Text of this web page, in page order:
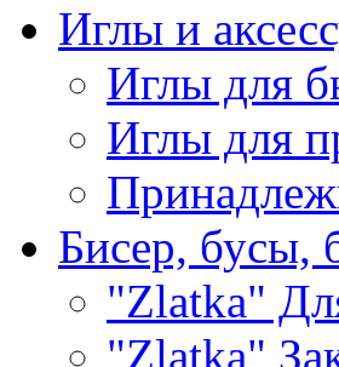
Иглы и
Иглы для
Иглы для
Бисер, бусы,
"Zlatka"
"Zlatka"